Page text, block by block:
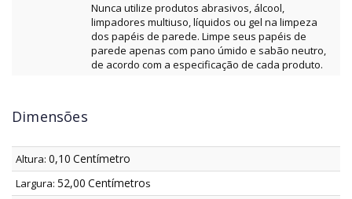
Nunca utilize produtos abrasivos, álcool,
limpadores multiuso, líquidos ou gel na limpeza
dos papéis de parede. Limpe seus papéis de
parede apenas com pano úmido e sabão neutro,
de acordo com a especificação de cada produto.
Dimensões
Altura: 0,10 Centímetro
Largura: 52,00 Centímetros